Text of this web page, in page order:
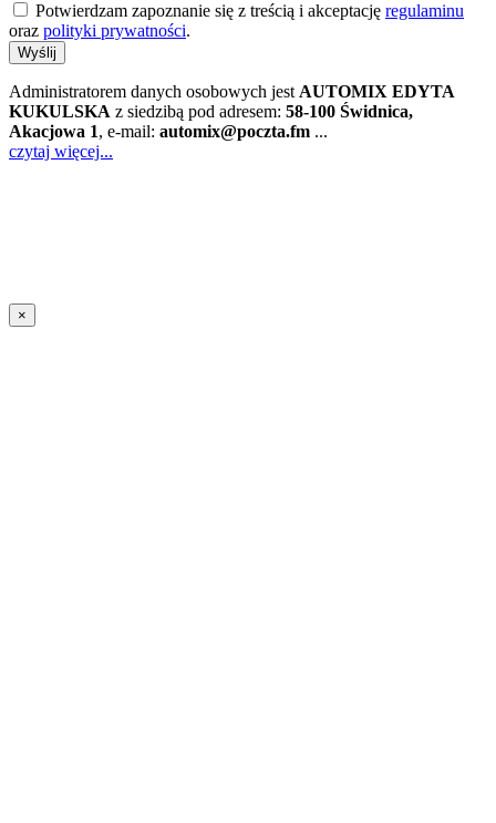
Potwierdzam zapoznanie się z treścią i akceptację regulaminu
oraz polityki prywatności.
Wyślij
Administratorem danych osobowych jest AUTOMIX EDYTA
KUKULSKA z siedzibą pod adresem: 58-100 Świdnica,
Akacjowa 1, e-mail: automix@poczta.fm ...
czytaj więcej...
×